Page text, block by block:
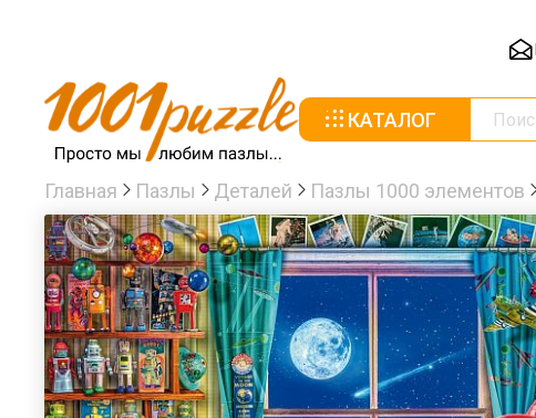
КАТАЛОГ
Главная Пазлы Деталей Пазлы 1000 элементов